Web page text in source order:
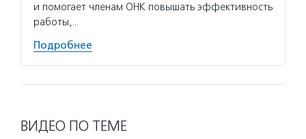
и помогает членам ОНК повышать эффективность
работы,…
Подробнее
ВИДЕО ПО ТЕМЕ